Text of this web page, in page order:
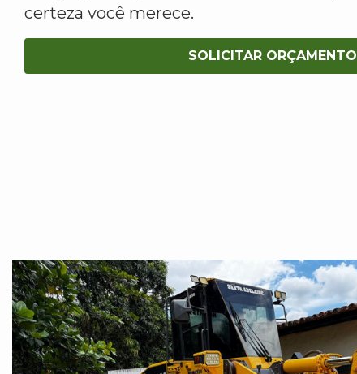
certeza você merece.
SOLICITAR ORÇAMENTO